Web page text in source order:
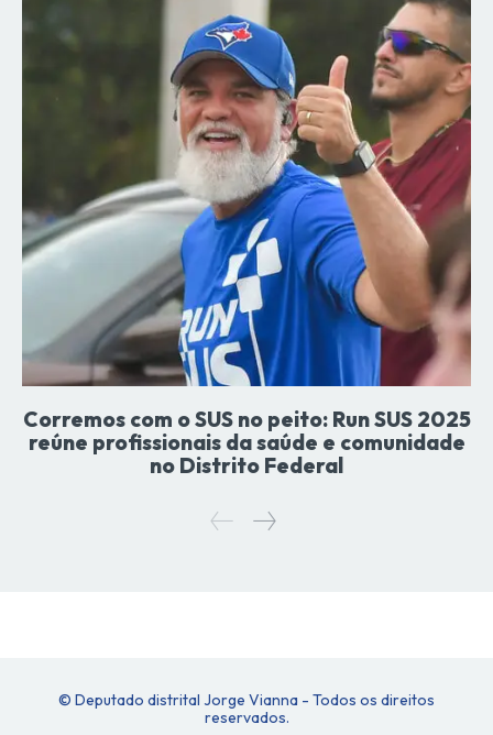
Corremos com o SUS no peito: Run SUS 2025
reúne profissionais da saúde e comunidade
no Distrito Federal
© Deputado distrital Jorge Vianna - Todos os direitos
reservados.